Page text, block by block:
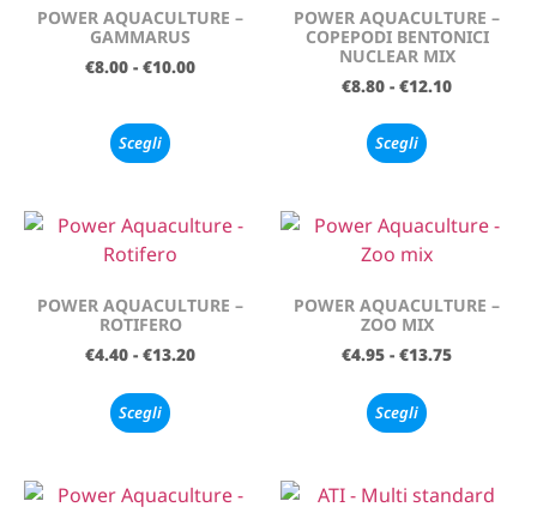
POWER AQUACULTURE –
GAMMARUS
€8.00 - €10.00
Scegli
POWER AQUACULTURE –
COPEPODI BENTONICI
NUCLEAR MIX
€8.80 - €12.10
Scegli
POWER AQUACULTURE –
ROTIFERO
€4.40 - €13.20
Scegli
POWER AQUACULTURE –
ZOO MIX
€4.95 - €13.75
Scegli